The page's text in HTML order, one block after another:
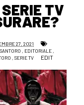
TV
27, 2021
, EDITORIALE,
, SERIE TV EDIT